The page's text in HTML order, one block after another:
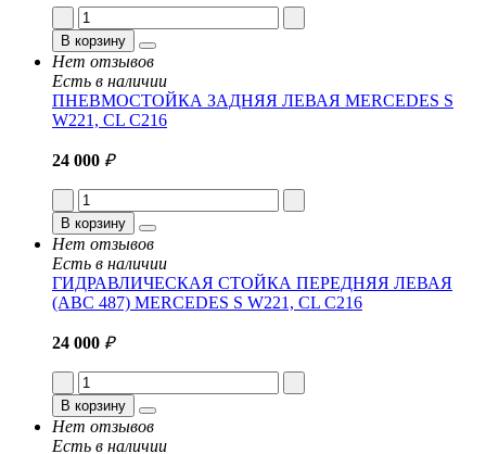
В корзину
Нет отзывов
Есть в наличии
ПНЕВМОСТОЙКА ЗАДНЯЯ ЛЕВАЯ MERCEDES S
W221, CL C216
24 000 ₽
В корзину
Нет отзывов
Есть в наличии
ГИДРАВЛИЧЕСКАЯ СТОЙКА ПЕРЕДНЯЯ ЛЕВАЯ
(ABC 487) MERCEDES S W221, CL C216
24 000 ₽
В корзину
Нет отзывов
Есть в наличии